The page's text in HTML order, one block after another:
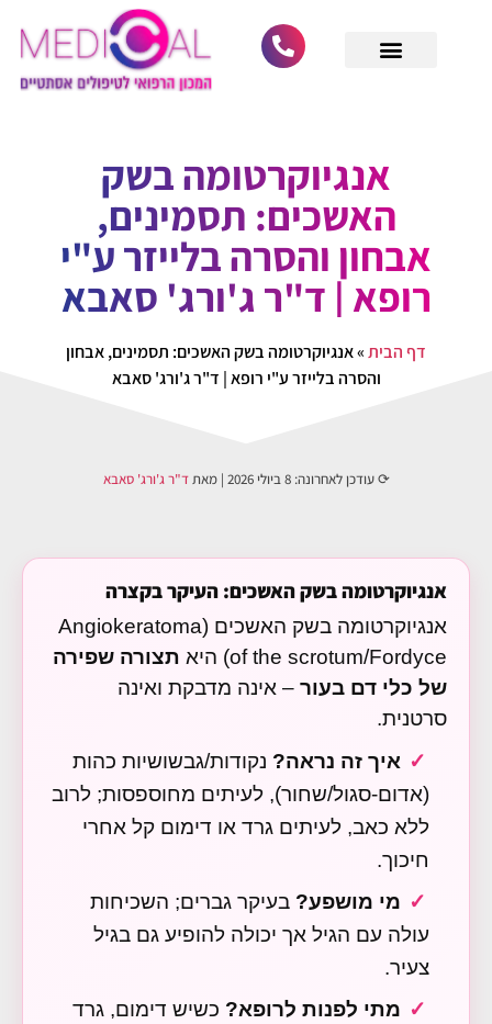
אנגיוקרטומה בשק
האשכים: תסמינים,
אבחון והסרה בלייזר ע"י
רופא | ד"ר ג'ורג' סאבא
דף הבית»אנגיוקרטומה בשק האשכים: תסמינים, אבחון
והסרה בלייזר ע"י רופא | ד"ר ג'ורג' סאבא
⟳ עודכן לאחרונה:8 ביולי 2026 | מאתד"ר ג'ורג' סאבא
אנגיוקרטומה בשק האשכים: העיקר בקצרה
אנגיוקרטומה בשק האשכים (Angiokeratoma
of the scrotum/Fordyce) היא
תצורה שפירה
של כלי דם בעור– אינה מדבקת ואינה
סרטנית.
איך זה נראה?נקודות/גבשושיות כהות
(אדום-סגול/שחור), לעיתים מחוספסות; לרוב
ללא כאב, לעיתים גרד או דימום קל אחרי
חיכוך.
מי מושפע?בעיקר גברים; השכיחות
עולה עם הגיל אך יכולה להופיע גם בגיל
צעיר.
מתי לפנות לרופא?כשיש דימום, גרד